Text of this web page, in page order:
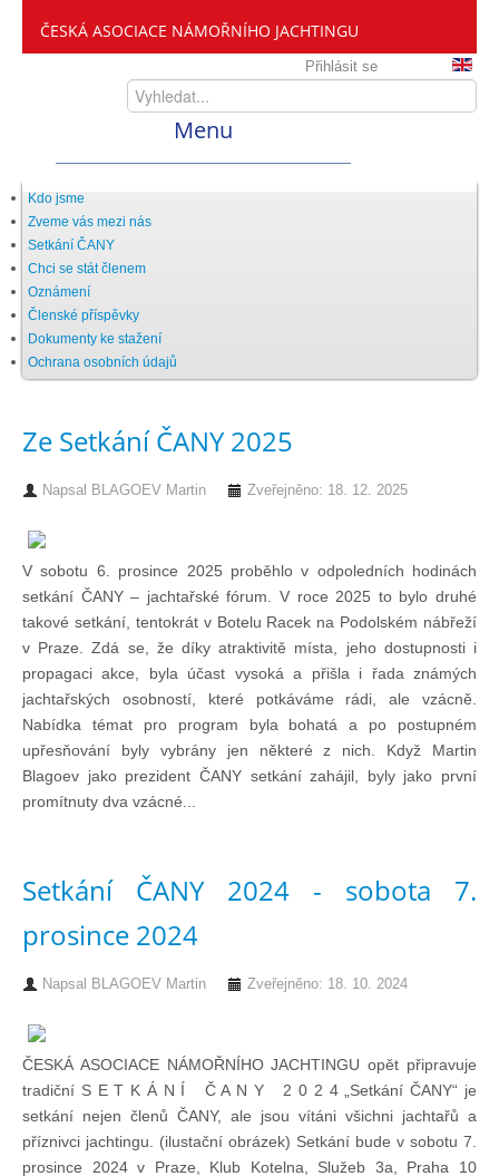
ČESKÁ ASOCIACE NÁMOŘNÍHO JACHTINGU
Přihlásit se
Menu
Home
ČANY
Kdo jsme
Oznámení
Členské příspěvky
Dokumenty ke stažení
Ochrana osobních údajů
Legislativa
Legislativní proces
Lodě - technika (tech. způsobilost)
Lodě - registrace
Kdo jsme
Zveme vás mezi nás
Setkání ČANY
Chci se stát členem
Oznámení
Členské příspěvky
Dokumenty ke stažení
Ochrana osobních údajů
Ze Setkání ČANY 2025
Napsal BLAGOEV Martin Zveřejněno: 18. 12. 2025
V sobotu 6. prosince 2025 proběhlo v odpoledních hodinách
setkání ČANY – jachtařské fórum. V roce 2025 to bylo druhé
takové setkání, tentokrát v Botelu Racek na Podolském nábřeží
v Praze. Zdá se, že díky atraktivitě místa, jeho dostupnosti i
propagaci akce, byla účast vysoká a přišla i řada známých
jachtařských osobností, které potkáváme rádi, ale vzácně.
Nabídka témat pro program byla bohatá a po postupném
upřesňování byly vybrány jen některé z nich. Když Martin
Blagoev jako prezident ČANY setkání zahájil, byly jako první
promítnuty dva vzácné...
Setkání ČANY 2024 - sobota 7.
prosince 2024
Napsal BLAGOEV Martin Zveřejněno: 18. 10. 2024
ČESKÁ ASOCIACE NÁMOŘNÍHO JACHTINGU opět připravuje
tradiční S E T K Á N Í Č A N Y 2 0 2 4 „Setkání ČANY“ je
setkání nejen členů ČANY, ale jsou vítáni všichni jachtařů a
příznivci jachtingu. (ilustační obrázek) Setkání bude v sobotu 7.
prosince 2024 v Praze, Klub Kotelna, Služeb 3a, Praha 10